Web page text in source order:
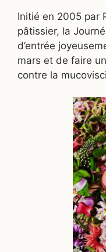
Initié en 2005 par
pâtissier, la
d’entrée
mars et de faire
contre la